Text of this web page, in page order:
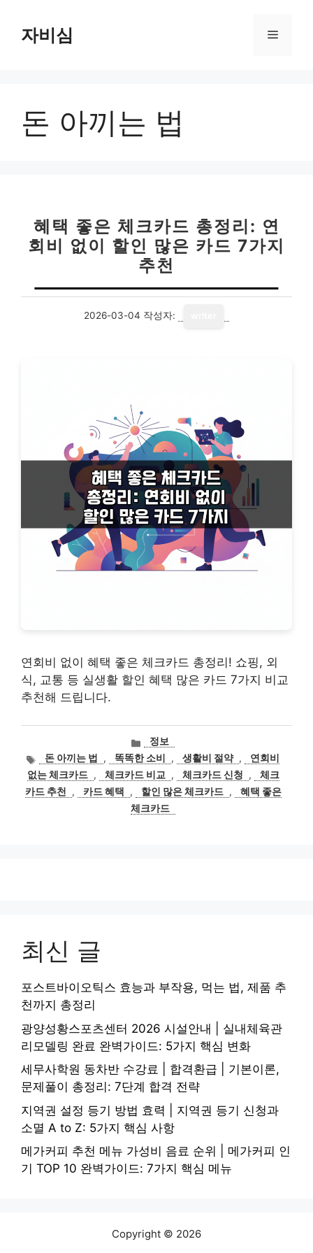
자비심 메
돈 아끼는 법
혜택 좋은 체크카드 총정리: 연
회비 없이 할인 많은 카드 7가지
추천
2026-03-04 작성자:
연회비 없이 혜택 좋은 체크카드 총정리! 쇼핑, 외
식, 교통 등 실생활 할인 혜택 많은 카드 7가지 비교
추천해 드립니다.
카
테
고
리
정보
태
그
돈 아끼는 법 , 똑똑한 소비 , 생활비 절약 ,
연회비
없는 체크카드 , 체크카드 비교 , 체크카드 신청 ,
체크
카드 추천
, 카드 혜택 , 할인 많은 체크카드 ,
혜택 좋은
체크카드
최신 글
포스트바이오틱스 효능과 부작용, 먹는 법, 제품 추
천까지 총정리
광양성황스포츠센터 2026 시설안내 | 실내체육관
리모델링 완료 완벽가이드: 5가지 핵심 변화
세무사학원 동차반 수강료 | 합격환급 | 기본이론,
문제풀이 총정리: 7단계 합격 전략
지역권 설정 등기 방법 효력 | 지역권 등기 신청과
소멸 A to Z: 5가지 핵심 사항
메가커피 추천 메뉴 가성비 음료 순위 | 메가커피 인
기 TOP 10 완벽가이드: 7가지 핵심 메뉴
Copyright © 2026